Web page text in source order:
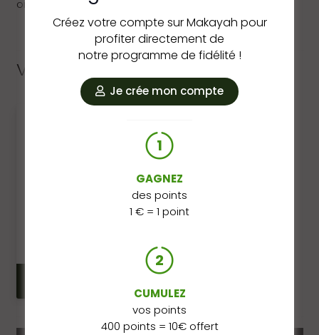
ont la possibilité de laisser un avis.
Vous pourriez aussi aimer…
Créez votre compte sur Makayah pour
profiter directement de
notre programme de fidélité !
Je crée mon compte
1
GAGNEZ
des points
1 € = 1 point
2
CUMULEZ
vos points
400 points = 10€ offert